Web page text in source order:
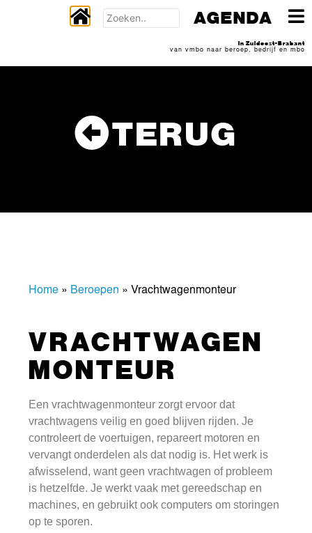
TERUG
Home » Beroepen » Vrachtwagenmonteur
VRACHTWAGEN
MONTEUR
Een vrachtwagenmonteur zorgt ervoor dat
vrachtwagens veilig en goed blijven rijden. Je
controleert de voertuigen, repareert motoren en
vervangt onderdelen als dat nodig is. Het werk is
afwisselend, want geen vrachtwagen of probleem
is hetzelfde. Je werkt vaak met gereedschap en
machines, en gebruikt ook computers om storingen
op te sporen.
AGENDA
In Zuidoost-Brabant
van vmbo naar beroep, bedrijf en mbo